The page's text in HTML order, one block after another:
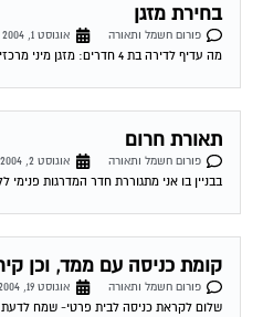
בחירת מזגן
פורום חשמל ותאורה
אוגוסט 1, 2004
מה עדיף לדירה בת 4 חדרים: מזגן מיני מרכזי או מזגן בכל חדר ? מבחינת חסכון בחשמל לאורך זמן. 03-08-2004 03:08:00 דורון טרייביש לדירת 4...
תאורת חרום
פורום חשמל ותאורה
אוגוסט 2, 2004
בבניין בו אני מתגוררת חדר המדרגות פנימי ללא חלונות. הבניין מונה 7 קומות, כאשר אתה יוצא
קומת כניסה עם ממד, וכן
פורום חשמל ותאורה
אוגוסט 19, 2004
שלום לקראת כניסה לבית פרטי- שמח